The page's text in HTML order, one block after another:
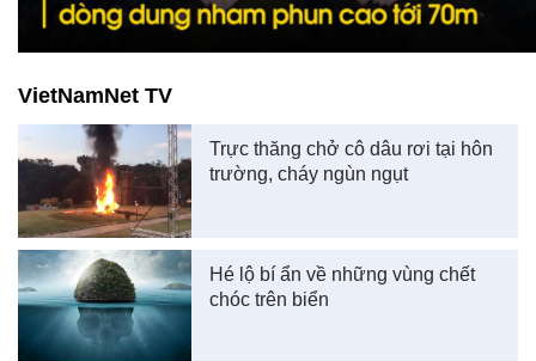
VietNamNet TV
Trực thăng chở cô dâu rơi tại hôn
trường, cháy ngùn ngụt
Hé lộ bí ẩn về những vùng chết
chóc trên biển